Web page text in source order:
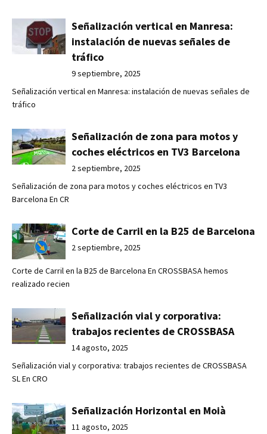
Señalización vertical en Manresa:
instalación de nuevas señales de
tráfico
9 septiembre, 2025
Señalización vertical en Manresa: instalación de nuevas señales de
tráfico
Señalización de zona para motos y
coches eléctricos en TV3 Barcelona
2 septiembre, 2025
Señalización de zona para motos y coches eléctricos en TV3
Barcelona En CR
Corte de Carril en la B25 de Barcelona
2 septiembre, 2025
Corte de Carril en la B25 de Barcelona En CROSSBASA hemos
realizado recien
Señalización vial y corporativa:
trabajos recientes de CROSSBASA
14 agosto, 2025
Señalización vial y corporativa: trabajos recientes de CROSSBASA
SL En CRO
Señalización Horizontal en Moià
11 agosto, 2025